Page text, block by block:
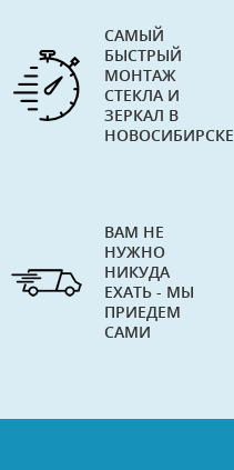
САМЫЙ
БЫСТРЫЙ
МОНТАЖ
СТЕКЛА И
ЗЕРКАЛ В
НОВОСИБИРСКЕ
ВАМ НЕ
НУЖНО
НИКУДА
ЕХАТЬ - МЫ
ПРИЕДЕМ
САМИ